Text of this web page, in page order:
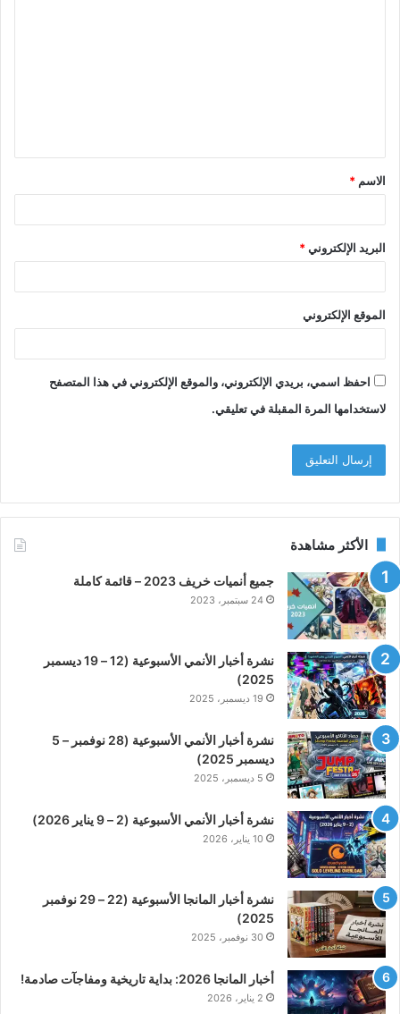
ق
*
الاسم *
البريد الإلكتروني*
الموقع الإلكتروني
احفظ اسمي، بريدي الإلكتروني، والموقع الإلكتروني في هذا المتصفح
لاستخدامها المرة المقبلة في تعليقي.
الأكثر مشاهدة
جميع أنميات خريف 2023 – قائمة كاملة
24 سبتمبر، 2023
نشرة أخبار الأنمي الأسبوعية (12 – 19 ديسمبر
2025)
19 ديسمبر، 2025
نشرة أخبار الأنمي الأسبوعية (28 نوفمبر – 5
ديسمبر 2025)
5 ديسمبر، 2025
نشرة أخبار الأنمي الأسبوعية (2 – 9 يناير 2026)
10 يناير، 2026
نشرة أخبار المانجا الأسبوعية (22 – 29 نوفمبر
2025)
30 نوفمبر، 2025
أخبار المانجا 2026: بداية تاريخية ومفاجآت صادمة!
2 يناير، 2026